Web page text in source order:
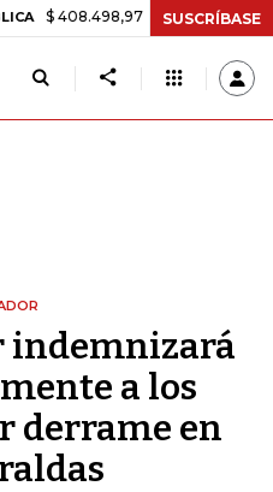
+$ 8.753,81 +2,19%
SUSCRÍBASE
indemnizará
a los
derrame en